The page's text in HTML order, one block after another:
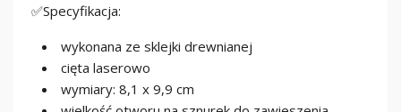
✅Specyfikacja:
wykonana ze sklejki drewnianej
cięta laserowo
wymiary: 8,1 x 9,9 cm